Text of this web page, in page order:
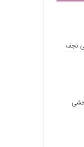
نجف